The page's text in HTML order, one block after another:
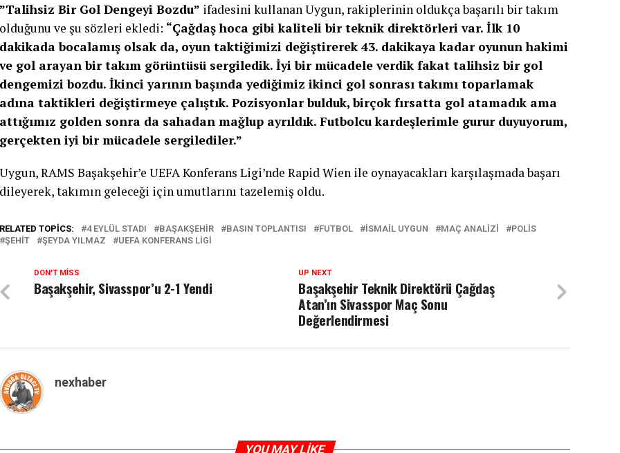
”Talihsiz Bir Gol Dengeyi Bozdu” ifadesini kullanan Uygun, rakiplerinin oldukça başarılı bir takım
olduğunu ve şu sözleri ekledi: “Çağdaş hoca gibi kaliteli bir teknik direktörleri var. İlk 10
dakikada bocalamış olsak da, oyun taktiğimizi değiştirerek 43. dakikaya kadar oyunun hakimi
ve gol arayan bir takım görüntüsü sergiledik. İyi bir mücadele verdik fakat talihsiz bir gol
dengemizi bozdu. İkinci yarının başında yediğimiz ikinci gol sonrası takımı toparlamak
adına taktikleri değiştirmeye çalıştık. Pozisyonlar bulduk, birçok fırsatta gol atamadık ama
attığımız golden sonra da sahadan mağlup ayrıldık. Futbolcu kardeşlerimle gurur duyuyorum,
gerçekten iyi bir mücadele sergilediler.”
Uygun, RAMS Başakşehir’e UEFA Konferans Ligi’nde Rapid Wien ile oynayacakları karşılaşmada başarı
dileyerek, takımın geleceği için umutlarını tazelemiş oldu.
RELATED TOPICS: 4 EYLÜL STADI BAŞAKŞEHIR BASIN TOPLANTISI FUTBOL İSMAIL UYGUN MAÇ ANALIZI
POLIS
ŞEHIT
ŞEYDA YILMAZ UEFA KONFERANS LIGI
UP NEXT
Başakşehir Teknik Direktörü Çağdaş
Atan’ın Sivasspor Maç Sonu
Değerlendirmesi
DON'T MISS
Başakşehir, Sivasspor’u 2-1 Yendi
nexhaber
YOU MAY LIKE